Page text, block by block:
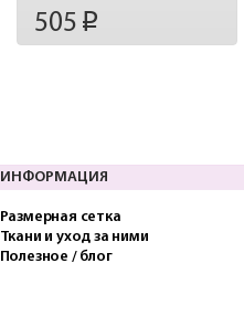
505 p
ИНФОРМАЦИЯ
Размерная сетка
Ткани и уход за ними
Полезное / блог